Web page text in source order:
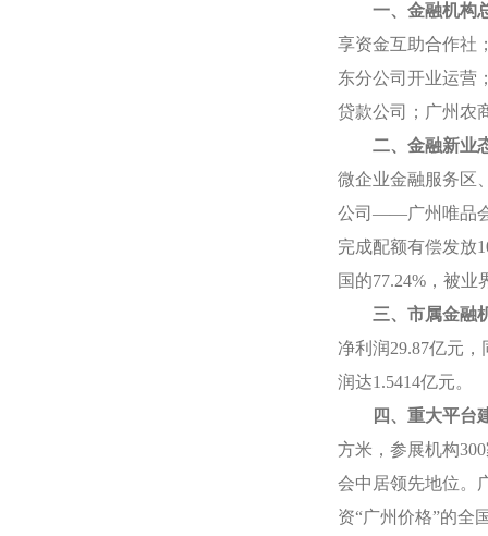
一、金融机构
享资金互助合作社
东分公司开业运营
贷款公司；广州农
二、金融新业
微企业金融服务区
公司——广州唯品
完成配额有偿发放
国的77.24% ，被
三、市属金融
净利润29.87亿元，
润达1.5414亿元。
四、重大平台
方米 ，参展机构300
会中居领先地位。
资“广州价格”的全